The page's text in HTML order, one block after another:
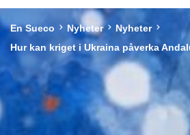
En Sueco Nyheter
Nyheter
Hur kan kriget i Ukraina påverka